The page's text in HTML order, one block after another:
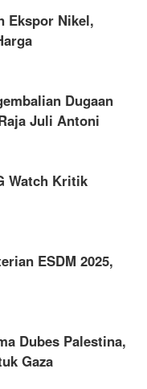
Ekspor Nikel,
Dugaan
Juli Antoni
Watch Kritik
ESDM 2025,
Dubes Palestina,
Gaza